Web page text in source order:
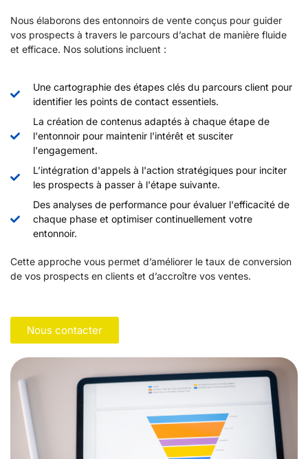
Nous élaborons des entonnoirs de vente conçus pour guider
vos prospects à travers le parcours d’achat de manière fluide
et efficace. Nos solutions incluent :
Une cartographie des étapes clés du parcours client pour
identifier les points de contact essentiels.
La création de contenus adaptés à chaque étape de
l'entonnoir pour maintenir l'intérêt et susciter
l'engagement.
L’intégration d'appels à l'action stratégiques pour inciter
les prospects à passer à l'étape suivante.
Des analyses de performance pour évaluer l'efficacité de
chaque phase et optimiser continuellement votre
entonnoir.
Cette approche vous permet d’améliorer le taux de conversion
de vos prospects en clients et d’accroître vos ventes.
Nous contacter